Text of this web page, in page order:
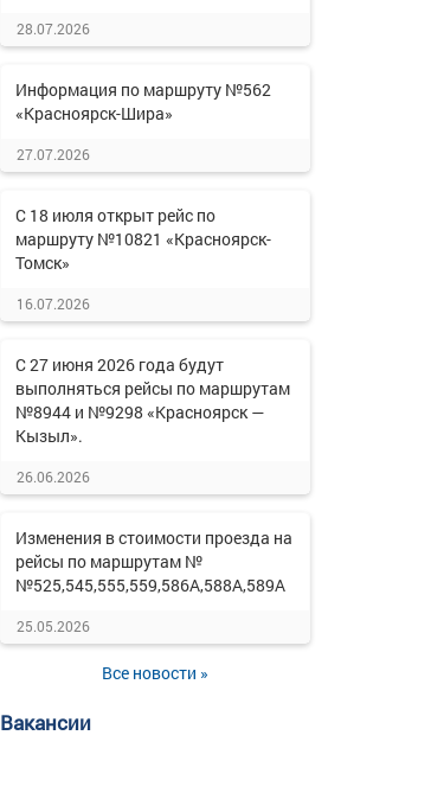
28.07.2026
Информация по маршруту №562
«Красноярск-Шира»
27.07.2026
С 18 июля открыт рейс по
маршруту №10821 «Красноярск-
Томск»
16.07.2026
С 27 июня 2026 года будут
выполняться рейсы по маршрутам
№8944 и №9298 «Красноярск —
Кызыл».
26.06.2026
Изменения в стоимости проезда на
рейсы по маршрутам №
№525,545,555,559,586А,588А,589А
25.05.2026
Все новости »
Вакансии